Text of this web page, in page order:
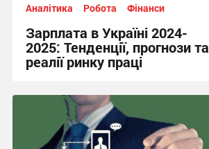
Аналітика Робота Фінанси
Зарплата в Україні 2024-
2025: Тенденції, прогнози та
реалії ринку праці
23:53, 24.12.2024